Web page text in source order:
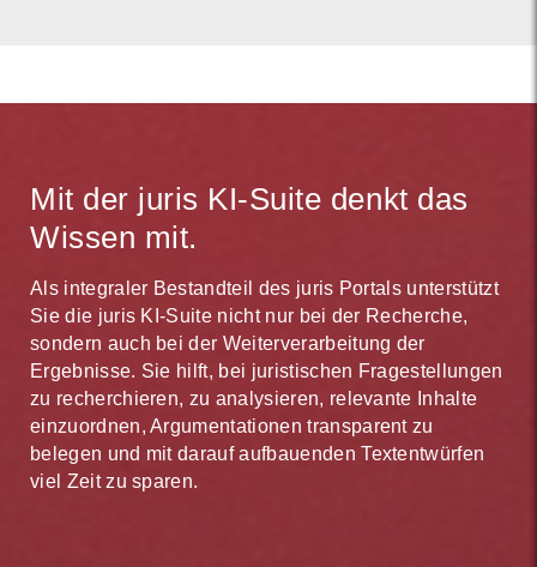
Mit der juris KI-Suite denkt das
Wissen mit.
Als integraler Bestandteil des juris Portals unterstützt
Sie die juris KI-Suite nicht nur bei der Recherche,
sondern auch bei der Weiterverarbeitung der
Ergebnisse. Sie hilft, bei juristischen Fragestellungen
zu recherchieren, zu analysieren, relevante Inhalte
einzuordnen, Argumentationen transparent zu
belegen und mit darauf aufbauenden Textentwürfen
viel Zeit zu sparen.